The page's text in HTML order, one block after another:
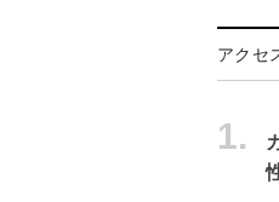
アクセ
1.